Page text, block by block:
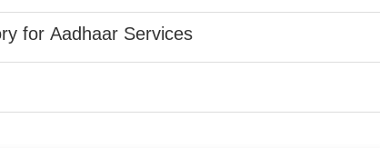
for Aadhaar Services